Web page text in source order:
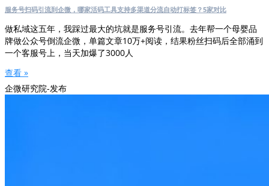
服务号扫码引流到企微，哪家活码工具支持多渠道分流自动打标签？5家对比
做私域这五年，我踩过最大的坑就是服务号引流。去年帮一个母婴品
牌做公众号倒流企微，单篇文章10万+阅读，结果粉丝扫码后全部涌到
一个客服号上，当天加爆了3000人
查看 »
企微研究院-发布